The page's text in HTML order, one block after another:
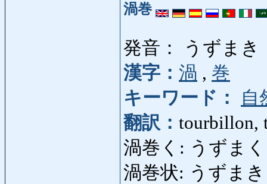
渦巻
発音： うずまき
漢字： 渦 , 巻
キーワード：
自
翻訳： tourbillon,
渦巻く: うずま
渦巻状: うずま